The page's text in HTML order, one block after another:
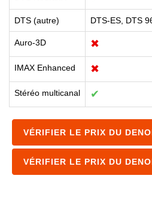
DTS (autre) DTS-ES, DTS
Auro-3D ✖
IMAX Enhanced ✖
Stéréo multicanal ✔
VÉRIFIER LE PRIX DU
VÉRIFIER LE PRIX DU